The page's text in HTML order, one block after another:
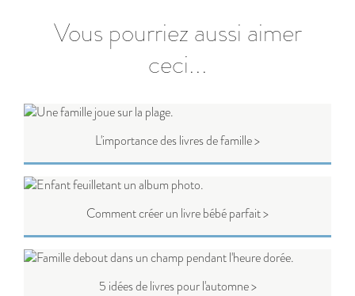
Vous pourriez aussi aimer
ceci...
L'importance des livres de famille >
Comment créer un livre bébé parfait >
5 idées de livres pour l'automne >